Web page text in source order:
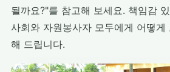
될까요?"를 참고해 보세요. 책임감
사회와 자원봉사자 모두에게 어떻게
해 드립니다.